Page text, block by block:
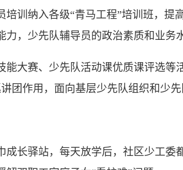
训纳入各级“青马工程”培训班，提
，少先队辅导员的政治素质和业务
赛、少先队活动课优质课评选等活
团作用，面向基层少先队组织和少先
长驿站，每天放学后，社区少工委